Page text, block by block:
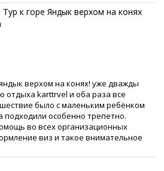
верхом на конях! уже дважды
отдыха karttrvel и оба раза все
было с маленьким ребёнком
подходили особенно трепетно.
во всех организационных
виз и такое внимательное